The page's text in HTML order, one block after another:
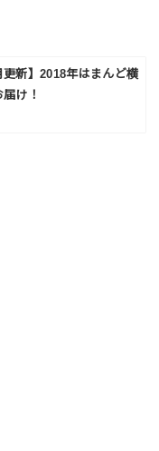
更新】2018年はまんど横
け！